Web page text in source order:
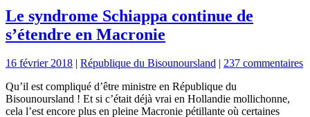
Le syndrome Schiappa continue de
s’étendre en Macronie
16 février 2018 République du Bisounoursland
237 commentaires
Qu’il est compliqué d’être ministre en République du
Bisounoursland ! Et si c’était déjà vrai en Hollandie mollichonne,
cela l’est encore plus en pleine Macronie pétillante où certaines